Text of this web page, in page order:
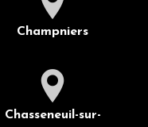
Champniers
Chasseneuil-sur-